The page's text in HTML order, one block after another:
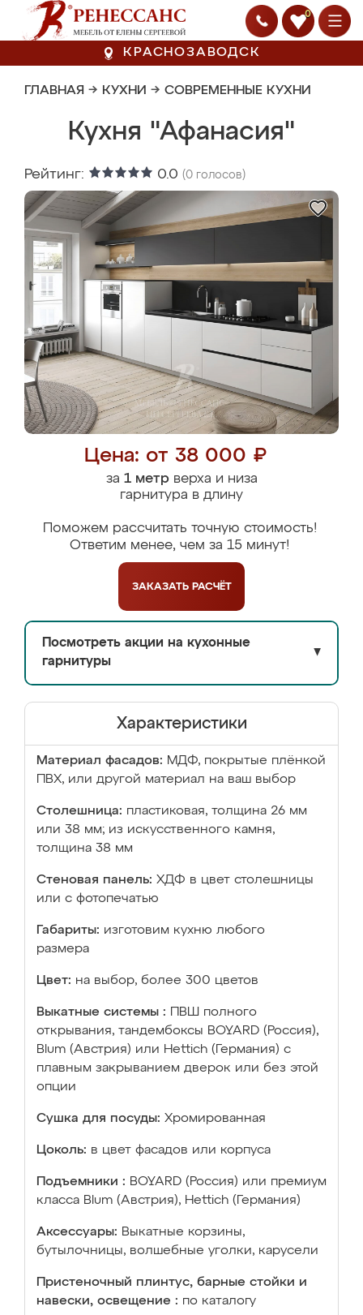
0
КРАСНОЗАВОДСК
ГЛАВНАЯ → КУХНИ → СОВРЕМЕННЫЕ КУХНИ
Кухня "Афанасия"
Рейтинг: 0.0 (0 голосов)
Цена: от 38 000 ₽
за 1 метрверха и низа
гарнитура в длину
Поможем рассчитать точную стоимость!
Ответим менее, чем за 15 минут!
ЗАКАЗАТЬ РАСЧЁТ
Посмотреть акции на кухонные
гарнитуры
▼
Характеристики
Материал фасадов: МДФ, покрытые плёнкой
ПВХ, или другой материал на ваш выбор
Столешница: пластиковая, толщина 26 мм
или 38 мм; из искусственного камня,
толщина 38 мм
Стеновая панель: ХДФ в цвет столешницы
или с фотопечатью
Габариты: изготовим кухню любого
размера
Цвет: на выбор, более 300 цветов
Выкатные системы :
ПВШ полного
открывания, тандембоксы BOYARD (Россия),
Blum (Австрия) или Hettich (Германия) с
плавным закрыванием дверок или без этой
опции
Сушка для посуды: Хромированная
Цоколь: в цвет фасадов или корпуса
Подъемники : BOYARD (Россия) или премиум
класса Blum (Австрия), Hettich (Германия)
Аксессуары: Выкатные корзины,
бутылочницы, волшебные уголки, карусели
Пристеночный плинтус, барные стойки и
навески, освещение : по каталогу